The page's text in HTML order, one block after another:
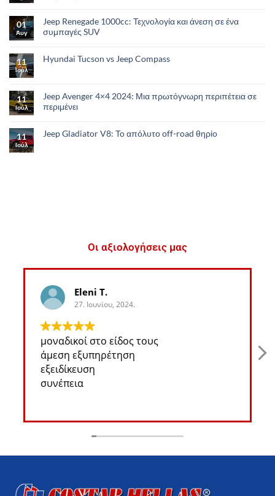
01
Αυγ
Jeep Renegade 1000cc: Τεχνολογία και άνεση σε ένα
συμπαγές SUV
11
Ιούλ
Hyundai Tucson vs Jeep Compass
11
Ιούλ
Jeep Avenger 4×4 2024: Μια πρωτόγνωρη περιπέτεια σε
περιμένει
11
Ιούλ
Jeep Gladiator V8: Το απόλυτο οff-road θηρίο
Οι αξιολογήσεις μας
Eleni T.
27. Ιουνίου, 2024.
μοναδικοί στο είδος τους
άμεση εξυπηρέτηση
εξειδίκευση
συνέπεια